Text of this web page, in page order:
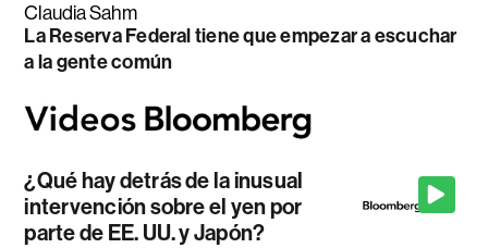
Claudia Sahm
La Reserva Federal tiene que empezar a escuchar
a la gente común
¿Qué hay detrás de la inusual
intervención sobre el yen por
parte de EE. UU. y Japón?